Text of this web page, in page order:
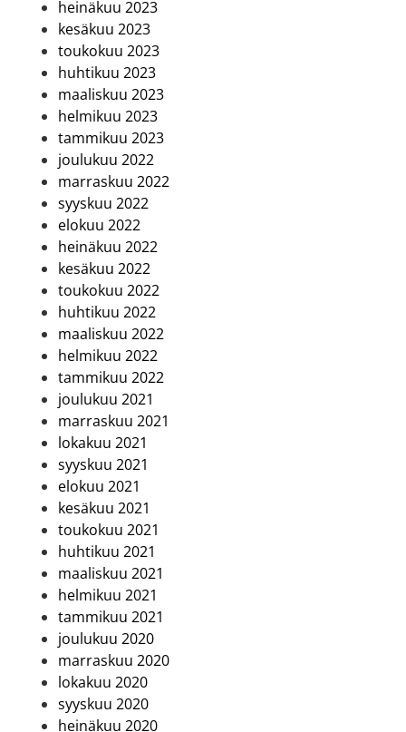
heinäkuu 2023
kesäkuu 2023
toukokuu 2023
huhtikuu 2023
maaliskuu 2023
helmikuu 2023
tammikuu 2023
joulukuu 2022
marraskuu 2022
syyskuu 2022
elokuu 2022
heinäkuu 2022
kesäkuu 2022
toukokuu 2022
huhtikuu 2022
maaliskuu 2022
helmikuu 2022
tammikuu 2022
joulukuu 2021
marraskuu 2021
lokakuu 2021
syyskuu 2021
elokuu 2021
kesäkuu 2021
toukokuu 2021
huhtikuu 2021
maaliskuu 2021
helmikuu 2021
tammikuu 2021
joulukuu 2020
marraskuu 2020
lokakuu 2020
syyskuu 2020
heinäkuu 2020